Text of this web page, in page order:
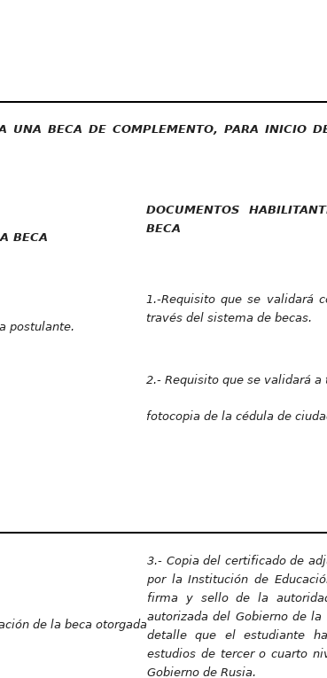
UNA BECA DE COMPLEMENTO, PARA INICIO
BECA
DOCUMENTOS
BECA
postulante.
1.-Requisito que se validará
través del sistema de becas.
2.- Requisito que se validará a
fotocopia de la cédula de
de la beca otorgada
3.- Copia del certificado de
por la Institución de
firma y sello de la
autorizada del Gobierno de la
detalle que el estudiante
estudios de tercer o cuarto
Gobierno de Rusia.